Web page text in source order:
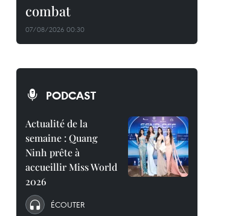
combat
07/08/2026 00:30
PODCAST
Actualité de la
semaine : Quang
Ninh prête à
accueillir Miss World
2026
ÉCOUTER